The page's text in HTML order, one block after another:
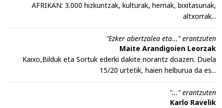
AFRIKAN: 3.000 hizkuntzak, kulturak, herriak, bixitasunak,
altxorrak...
"Ezker abertzalea eta..." erantzuten
Maite Arandigoien Leorzak
Kaixo,Bilduk eta Sortuk ederki dakite norantz doazen. Duela
15/20 urtetik, haien helburua da es...
"..." erantzuten
Karlo Ravelik